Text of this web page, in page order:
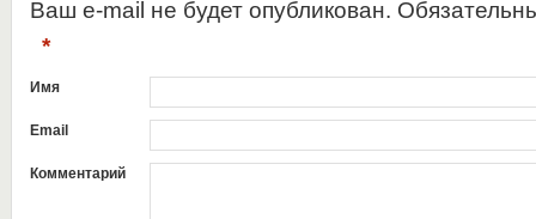
Ваш e-mail не будет опубликован.
*
Имя
Email
Комментарий